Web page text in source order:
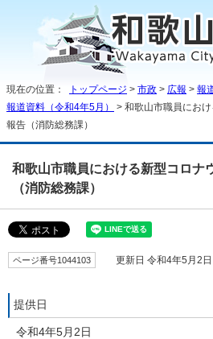
現在の位置： トップページ > 市政 > 広報 > 報
報道資料（令和4年5月）
> 和歌山市職員にお
報告（消防総務課）
和歌山市職員における新型コロナ
（消防総務課）
ページ番号1044103 更新日 令和4年5月2日
提供日
令和4年5月2日